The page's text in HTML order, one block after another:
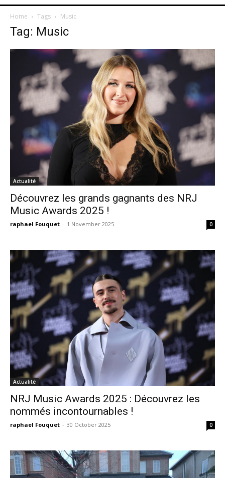
Home Tags Music
Tag: Music
Actualité
Découvrez les grands gagnants des NRJ
Music Awards 2025 !
raphael Fouquet - 1 November 2025 0
Actualité
NRJ Music Awards 2025 : Découvrez les
nommés incontournables !
raphael Fouquet - 30 October 2025 0